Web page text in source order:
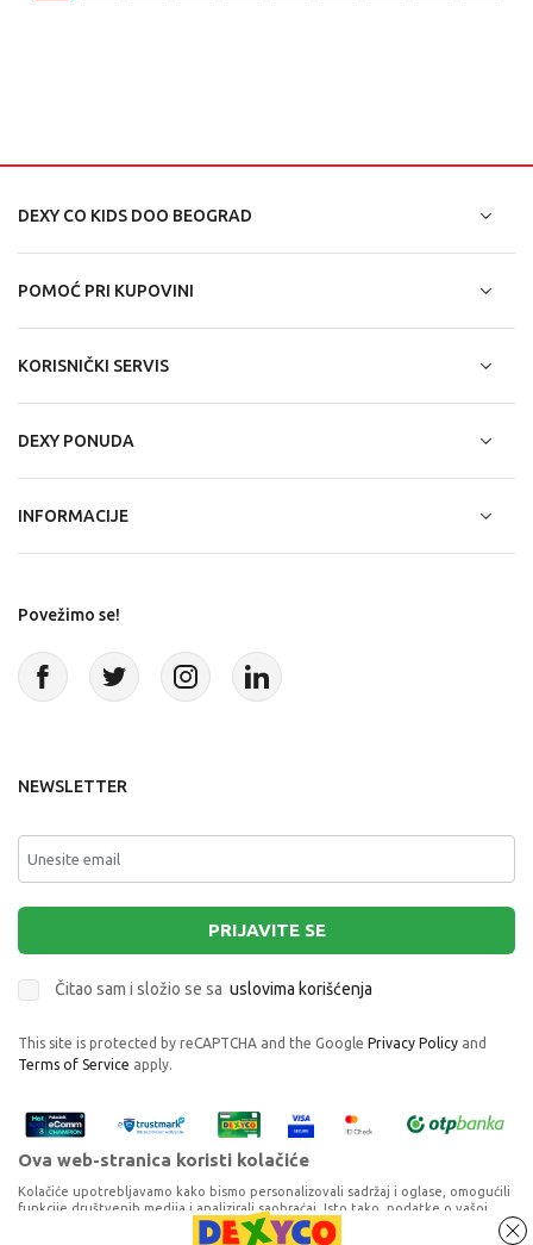
DEXY CO KIDS DOO BEOGRAD
POMOĆ PRI KUPOVINI
KORISNIČKI SERVIS
DEXY PONUDA
INFORMACIJE
Povežimo se!
NEWSLETTER
PRIJAVITE SE
Čitao sam i složio se sa uslovima korišćenja
This site is protected by reCAPTCHA and the Google Privacy Policy and
Terms of Service apply.
Ova web-stranica koristi kolačiće
Kolačiće upotrebljavamo kako bismo personalizovali sadržaj i oglase, omogućili
funkcije društvenih medija i analizirali saobraćaj. Isto tako, podatke o vašoj
upotrebi naše web-lokacije delimo s partnerima za društvene medije,
oglašavanje i analizu, a oni ih mogu kombinovati s drugim podacima koje ste im